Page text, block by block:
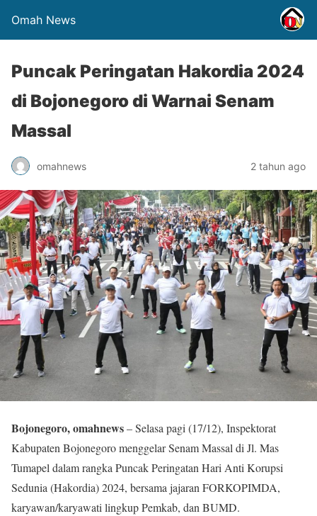
Omah News
Puncak Peringatan Hakordia 2024
di Bojonegoro di Warnai Senam
Massal
omahnews 2 tahun ago
Bojonegoro, omahnews– Selasa pagi (17/12), Inspektorat
Kabupaten Bojonegoro menggelar Senam Massal di Jl. Mas
Tumapel dalam rangka Puncak Peringatan Hari Anti Korupsi
Sedunia (Hakordia) 2024, bersama jajaran FORKOPIMDA,
karyawan/karyawati lingkup Pemkab, dan BUMD.